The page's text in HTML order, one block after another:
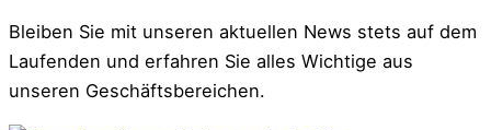
Bleiben Sie mit unseren aktuellen News stets auf dem
Laufenden und erfahren Sie alles Wichtige aus
unseren Geschäftsbereichen.